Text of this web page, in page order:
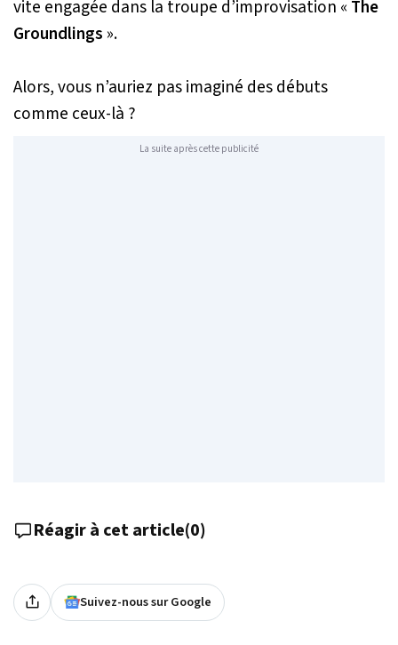
vite engagée dans la troupe d’improvisation « The
Groundlings ».
Alors, vous n’auriez pas imaginé des débuts
comme ceux-là ?
La suite après cette publicité
Réagir à cet article(0)
Suivez-nous sur Google